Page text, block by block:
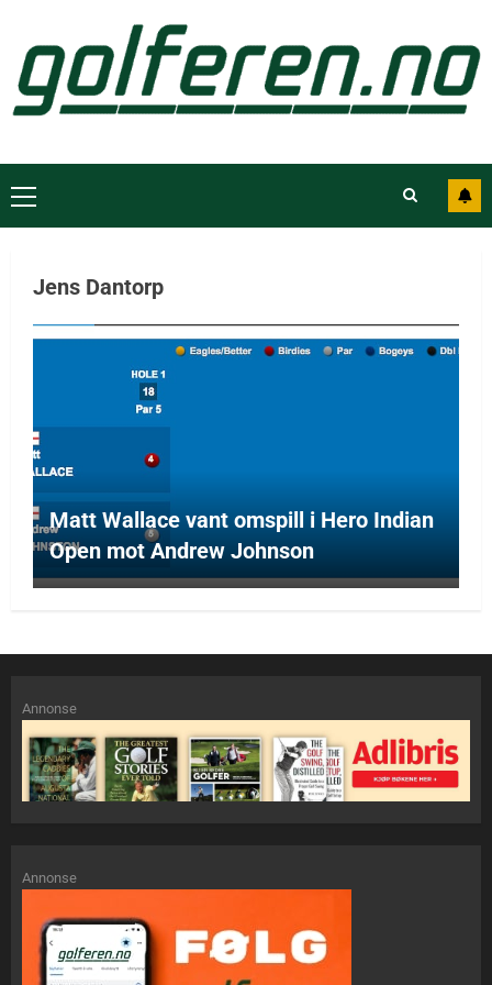
Jens Dantorp
Matt Wallace vant omspill i Hero Indian
Open mot Andrew Johnson
Annonse
Annonse